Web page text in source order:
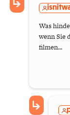
Was
wenn Sie
filmen...